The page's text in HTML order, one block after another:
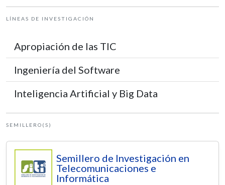
LÍNEAS DE INVESTIGACIÓN
Apropiación de las TIC
Ingeniería del Software
Inteligencia Artificial y Big Data
SEMILLERO(S)
Semillero de Investigación en
Telecomunicaciones e
Informática